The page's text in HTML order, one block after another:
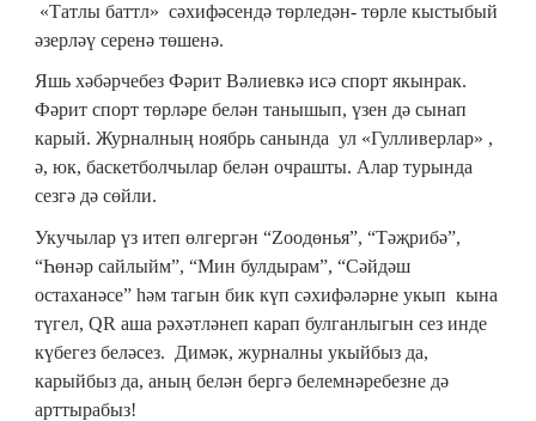
«Татлы баттл» сәхифәсендә төрледән- төрле кыстыбый
әзерләү серенә төшенә.
Яшь хәбәрчебез Фәрит Вәлиевкә исә спорт якынрак.
Фәрит спорт төрләре белән танышып, үзен дә сынап
карый. Журналның ноябрь санында ул «Гулливерлар» ,
ә, юк, баскетболчылар белән очрашты. Алар турында
сезгә дә сөйли.
Укучылар үз итеп өлгергән “Zooдөнья”, “Тәҗрибә”,
“Һөнәр сайлыйм”, “Мин булдырам”, “Сәйдәш
остаханәсе” һәм тагын бик күп сәхифәләрне укып кына
түгел, QR аша рәхәтләнеп карап булганлыгын сез инде
күбегез беләсез. Димәк, журналны укыйбыз да,
карыйбыз да, аның белән бергә белемнәребезне дә
арттырабыз!